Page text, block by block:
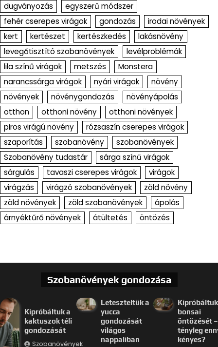
dugványozás
egyszerű módszer
fehér cserepes virágok
gondozás
irodai növények
kert
kertészet kertészkedés
lakásnövény
levegőtisztító szobanövények
levélproblémák
lila színű virágok
metszés
Monstera
narancssárga virágok
nyári virágok
növény
növények
növénygondozás
növényápolás
otthon
otthoni növény
otthoni növények
piros virágú növény
rózsaszín cserepes virágok
szaporítás
szobanövény
szobanövények
Szobanövény tudastár
sárga színű virágok
sárgulás
tavaszi cserepes virágok
virágok
virágzás
virágzó szobanövények
zöld növény
zöld növények
zöld szobanövények
ápolás
árnyéktűrő növények
átültetés öntözés
Szobanövények gondozása
Kipróbáltuk a
kaktuszok téli
gondozását
Szobanövények
Leteszteltük a
yucca
gondozását
világos
nappaliban
bonsai
öntözését –
tényleg
kényes?